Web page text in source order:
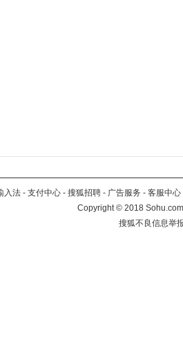
入法 - 支付中心 - 搜狐招聘 - 广告服务 - 客服中心
Copyright©2018
搜狐不良信息举